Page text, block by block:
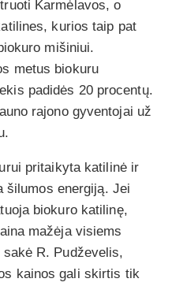
Karmėlavos, o
kurios taip pat
mišiniui.
metus biokuru
padidės 20 procentų.
rajono gyventojai už
pritaikyta katilinė ir
šilumos energiją. Jei
biokuro katilinę,
mažėja visiems
R. Pudževelis,
kainos gali skirtis tik